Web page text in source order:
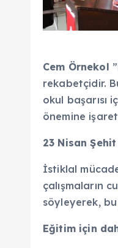
Cem Örnekol
rekabetçidir.
okul başarısı
önemine
23 Nisan
İstiklal
çalışmaların
söyleyerek,
Eğitim için